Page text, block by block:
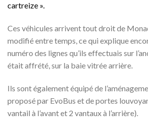
cartreize ».
Ces véhicules arrivent tout droit de
modifié entre temps, ce qui explique
numéro des lignes qu’ils effectuais sur
était affrété, sur la baie vitrée arrière.
Ils sont également équipé de
proposé par EvoBus et de portes
vantail à l’avant et 2 vantaux à l’arrière).